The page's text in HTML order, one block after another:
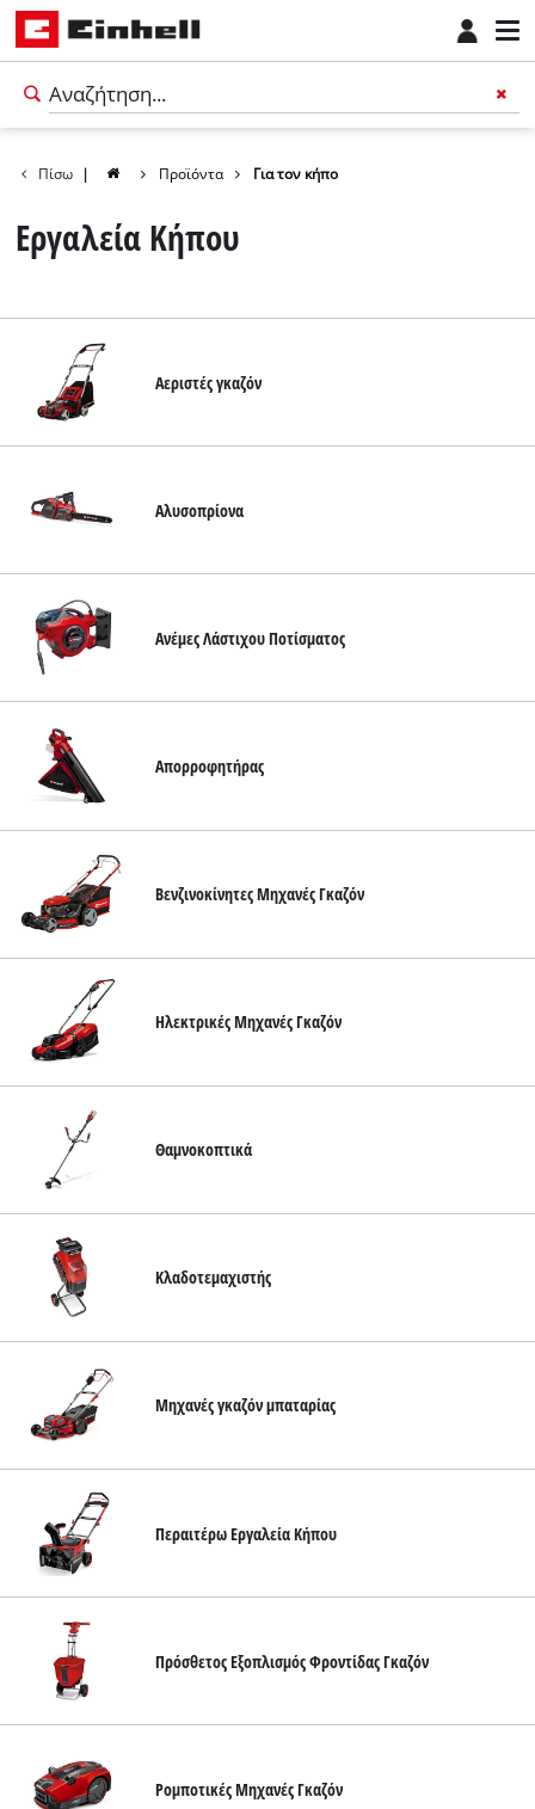
Ελληνικά
EL
Πίσω | Προϊόντα Για τον κήπο
Εργαλεία Κήπου
Αεριστές γκαζόν
Αλυσοπρίονα
Ανέμες Λάστιχου Ποτίσματος
Απορροφητήρας
Βενζινοκίνητες Μηχανές Γκαζόν
Ηλεκτρικές Μηχανές Γκαζόν
Θαμνοκοπτικά
Κλαδοτεμαχιστής
Μηχανές γκαζόν μπαταρίας
Περαιτέρω Εργαλεία Κήπου
Πρόσθετος Εξοπλισμός Φροντίδας Γκαζόν
Ρομποτικές Μηχανές Γκαζόν